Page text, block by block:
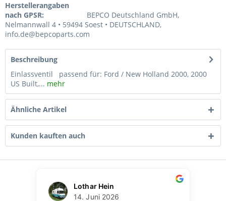
Herstellerangaben
nach GPSR:
BEPCO Deutschland GmbH,
Nelmannwall 4 • 59494 Soest • DEUTSCHLAND,
info.de@bepcoparts.com
Beschreibung
Einlassventil passend für: Ford / New Holland 2000, 2000
US Built,... mehr
Ähnliche Artikel
Kunden kauften auch